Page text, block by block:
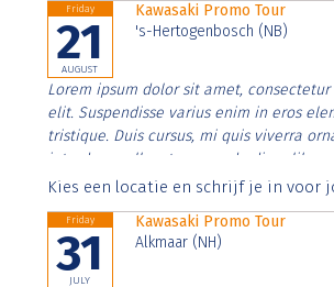
Friday
21
AUGUST
Kawasaki Promo Tour
's-Hertogenbosch (NB)
Lorem ipsum dolor sit amet, consectetur
elit. Suspendisse varius enim in eros
tristique. Duis cursus, mi quis viverra
interdum nulla, ut commodo diam libero
Aenean faucibus nibh et justo cursus id
Kies een locatie en schrijf je in voor
Friday
31
JULY
Kawasaki Promo Tour
Alkmaar (NH)